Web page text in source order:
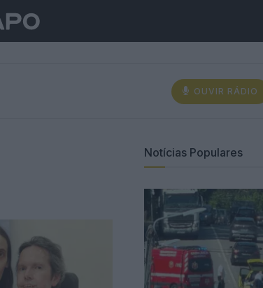
OUVIR RÁDIO
Notícias Populares